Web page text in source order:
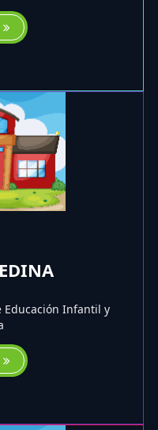
Educación Infantil y